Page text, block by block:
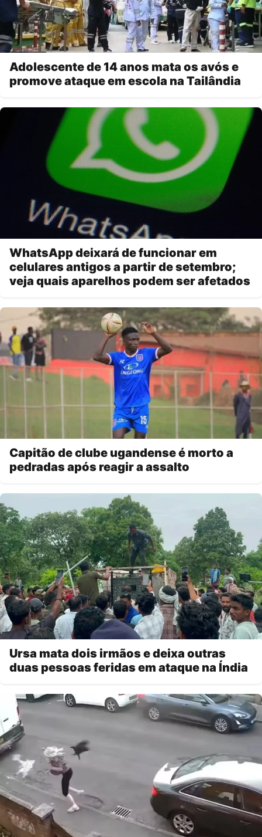
Adolescente de 14 anos mata os avós e
promove ataque em escola na Tailândia
WhatsApp deixará de funcionar em
celulares antigos a partir de setembro;
veja quais aparelhos podem ser afetados
Capitão de clube ugandense é morto a
pedradas após reagir a assalto
Ursa mata dois irmãos e deixa outras
duas pessoas feridas em ataque na Índia